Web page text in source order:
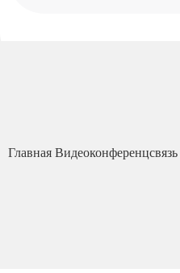
Главная Видеоконференцсвязь